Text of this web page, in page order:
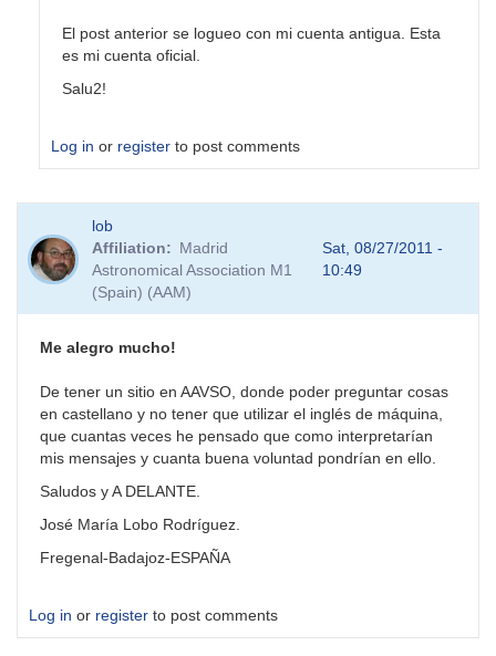
El post anterior se logueo con mi cuenta antigua. Esta
es mi cuenta oficial.
Salu2!
Log in or register to post comments
lob
Affiliation
Madrid
Astronomical Association M1
(Spain) (AAM)
Sat, 08/27/2011 -
10:49
Me alegro mucho!
De tener un sitio en AAVSO, donde poder preguntar cosas
en castellano y no tener que utilizar el inglés de máquina,
que cuantas veces he pensado que como interpretarían
mis mensajes y cuanta buena voluntad pondrían en ello.
Saludos y A DELANTE.
José María Lobo Rodríguez.
Fregenal-Badajoz-ESPAÑA
Log in or register to post comments